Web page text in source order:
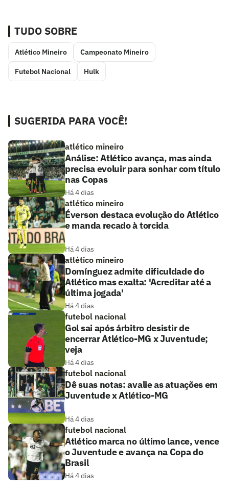
TUDO SOBRE
Atlético Mineiro Campeonato Mineiro
Futebol Nacional Hulk
SUGERIDA PARA VOCÊ!
atlético mineiro
Análise: Atlético avança, mas ainda
precisa evoluir para sonhar com título
nas Copas
Há 4 dias
atlético mineiro
Éverson destaca evolução do Atlético
e manda recado à torcida
Há 4 dias
atlético mineiro
Domínguez admite dificuldade do
Atlético mas exalta: 'Acreditar até a
última jogada'
Há 4 dias
futebol nacional
Gol sai após árbitro desistir de
encerrar Atlético-MG x Juventude;
veja
Há 4 dias
futebol nacional
Dê suas notas: avalie as atuações em
Juventude x Atlético-MG
Há 4 dias
futebol nacional
Atlético marca no último lance, vence
o Juventude e avança na Copa do
Brasil
Há 4 dias